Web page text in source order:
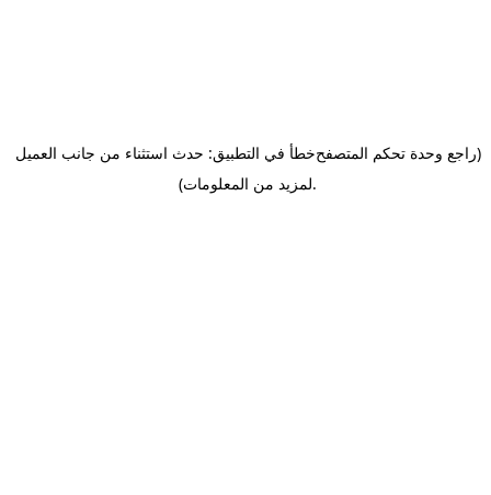
خطأ في التطبيق: حدث استثناء من جانب العميل(راجع وحدة تحكم المتصفح
لمزيد من المعلومات).